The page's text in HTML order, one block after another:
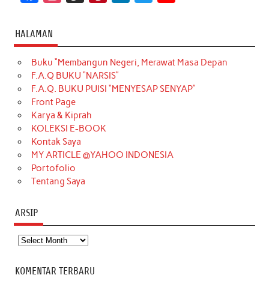
c
e
b
o
o
k
t
a
g
r
a
m
T
o
k
t
e
r
k
e
d
t
t
e
T
u
b
HALAMAN
Buku “Membangun Negeri, Merawat Masa Depan
F.A.Q BUKU “NARSIS”
F.A.Q. BUKU PUISI “MENYESAP SENYAP”
Front Page
Karya & Kiprah
KOLEKSI E-BOOK
Kontak Saya
MY ARTICLE @YAHOO INDONESIA
Portofolio
Tentang Saya
ARSIP
Arsip
KOMENTAR TERBARU